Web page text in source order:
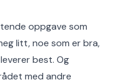
oppgave som
litt, noe som er bra,
best. Og
med andre